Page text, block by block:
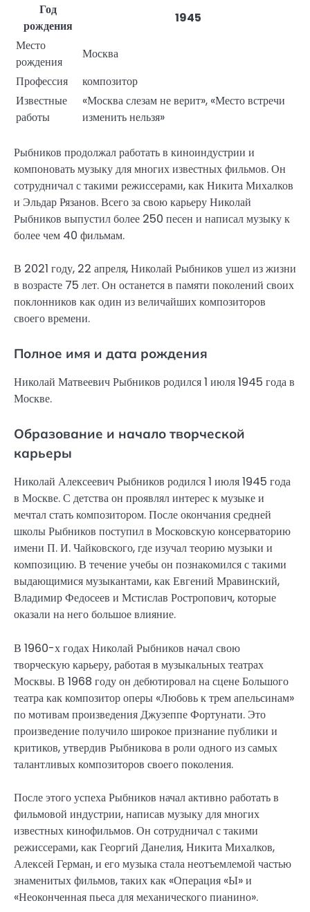
Год
рождения
1945
Место
рождения
Москва
Профессия
композитор
Известные
работы
«Москва слезам не верит», «Место встречи
изменить нельзя»
Рыбников продолжал работать в киноиндустрии и
компоновать музыку для многих известных фильмов. Он
сотрудничал с такими режиссерами, как Никита Михалков
и Эльдар Рязанов. Всего за свою карьеру Николай
Рыбников выпустил более 250 песен и написал музыку к
более чем 40 фильмам.
В 2021 году, 22 апреля, Николай Рыбников ушел из жизни
в возрасте 75 лет. Он останется в памяти поколений своих
поклонников как один из величайших композиторов
своего времени.
Полное имя и дата рождения
Николай Матвеевич Рыбников родился 1 июля 1945 года в
Москве.
Образование и начало творческой
карьеры
Николай Алексеевич Рыбников родился 1 июля 1945 года
в Москве. С детства он проявлял интерес к музыке и
мечтал стать композитором. После окончания средней
школы Рыбников поступил в Московскую консерваторию
имени П. И. Чайковского, где изучал теорию музыки и
композицию. В течение учебы он познакомился с такими
выдающимися музыкантами, как Евгений Мравинский,
Владимир Федосеев и Мстислав Ростропович, которые
оказали на него большое влияние.
В 1960-х годах Николай Рыбников начал свою
творческую карьеру, работая в музыкальных театрах
Москвы. В 1968 году он дебютировал на сцене Большого
театра как композитор оперы «Любовь к трем апельсинам»
по мотивам произведения Джузеппе Фортунати. Это
произведение получило широкое признание публики и
критиков, утвердив Рыбникова в роли одного из самых
талантливых композиторов своего поколения.
После этого успеха Рыбников начал активно работать в
фильмовой индустрии, написав музыку для многих
известных кинофильмов. Он сотрудничал с такими
режиссерами, как Георгий Данелия, Никита Михалков,
Алексей Герман, и его музыка стала неотъемлемой частью
знаменитых фильмов, таких как «Операция «Ы» и
«Неоконченная пьеса для механического пианино».